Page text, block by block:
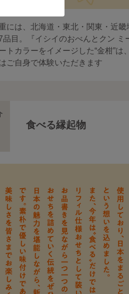
には、北海道・東北・関東・近
品目。『イシイのおべんとクン ミ
トカラーをイメージした“金柑”
ご自身で体験いただきます
食べる縁起物